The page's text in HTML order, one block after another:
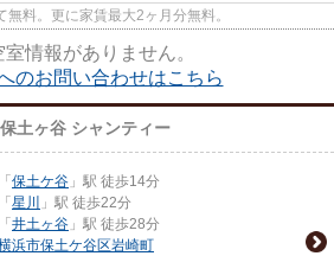
料。更に家賃最大2ヶ月分無料。
情報がありません。
のお問い合わせはこちら
土ヶ谷 シャンティー
「 保土ケ谷 」駅 徒歩14分
「 星川
」駅 徒歩22分
「 井土ヶ谷 」駅 徒歩28分
浜市保土ケ谷区岩崎町